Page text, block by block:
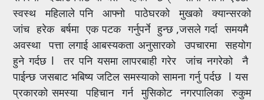
स्वस्थ महिलाले पनि आफ्नो पाठेघरको मुखको क्यान्सरको
जांच हरेक बर्षमा एक पटक गर्नुपर्ने हुन्छ ,जसले गर्दा समयमै
अवस्था पत्ता लगाई आबस्यकता अनुसारको उपचारमा सहयोग
हुने गर्दछ l तर पनि यसमा लापरबाही गरेर जांच नगरेको नै
पाईन्छ जसबाट भबिष्य जटिल समस्याको सामना गर्नु पर्दछ l यस
प्रकारको समस्या पहिचान गर्न मुसिकोट नगरपालिका रुकुम